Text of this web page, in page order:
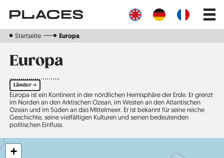
zum
Inhalt
Main
Startseite Europa
Europa
Länder ➔
Europa ist ein Kontinent in der nördlichen Hemisphäre der Erde. Er grenzt
im Norden an den Arktischen Ozean, im Westen an den Atlantischen
Ozean und im Süden an das Mittelmeer. Er ist bekannt für seine reiche
Geschichte, seine viel­fältigen Kulturen und seinen bedeutenden
politischen Einfluss.
+